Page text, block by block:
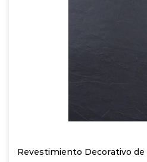
Revestimiento Decorativo de